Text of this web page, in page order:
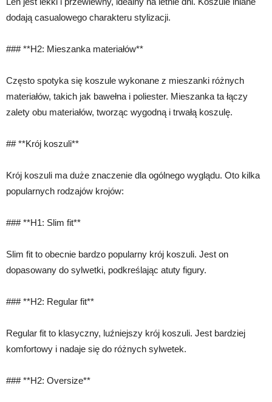
dodają casualowego charakteru stylizacji.
### **H2: Mieszanka materiałów**
Często spotyka się koszule wykonane z mieszanki różnych
materiałów, takich jak bawełna i poliester. Mieszanka ta łączy
zalety obu materiałów, tworząc wygodną i trwałą koszulę.
## **Krój koszuli**
Krój koszuli ma duże znaczenie dla ogólnego wyglądu. Oto kilka
popularnych rodzajów krojów:
### **H1: Slim fit**
Slim fit to obecnie bardzo popularny krój koszuli. Jest on
dopasowany do sylwetki, podkreślając atuty figury.
### **H2: Regular fit**
Regular fit to klasyczny, luźniejszy krój koszuli. Jest bardziej
komfortowy i nadaje się do różnych sylwetek.
### **H2: Oversize**